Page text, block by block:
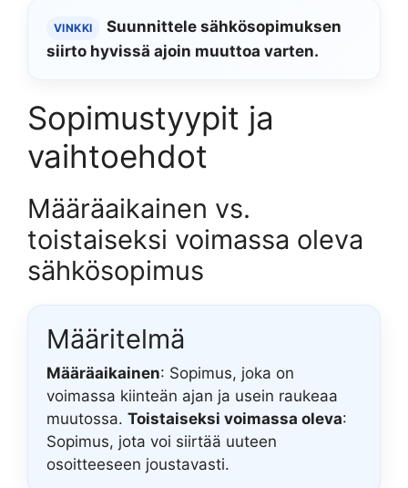
VINKKI
Suunnittele sähkösopimuksen
siirto hyvissä ajoin muuttoa varten.
Sopimustyypit ja
vaihtoehdot
Määräaikainen vs.
toistaiseksi voimassa oleva
sähkösopimus
Määritelmä
Määräaikainen: Sopimus, joka on
voimassa kiinteän ajan ja usein raukeaa
muutossa. Toistaiseksi voimassa oleva:
Sopimus, jota voi siirtää uuteen
osoitteeseen joustavasti.